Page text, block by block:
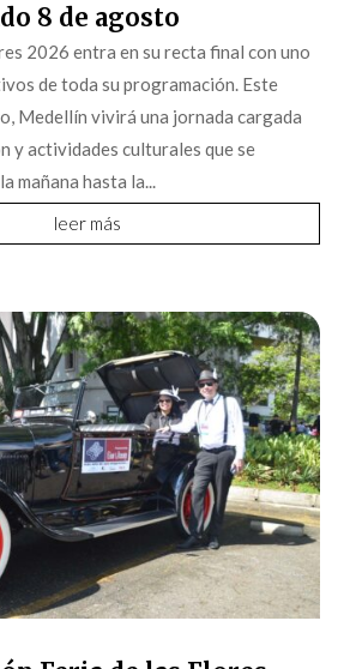
8 de agosto
2026 entra en su recta final con uno
de toda su programación. Este
Medellín vivirá una jornada cargada
y actividades culturales que se
mañana hasta la...
leer más